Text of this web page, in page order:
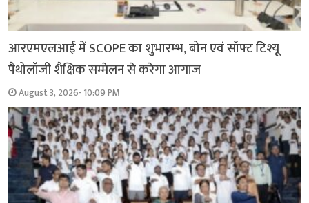
आरएमएलआई में SCOPE का शुभारम्भ, बोन एवं सॉफ्ट टिश्यू
पैथोलॉजी शैक्षिक सम्मेलन से करेगा आगाज
August 3, 2026- 10:09 PM